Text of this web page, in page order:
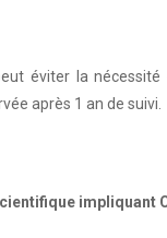
peut éviter la
après 1 an de suivi.
impliquant